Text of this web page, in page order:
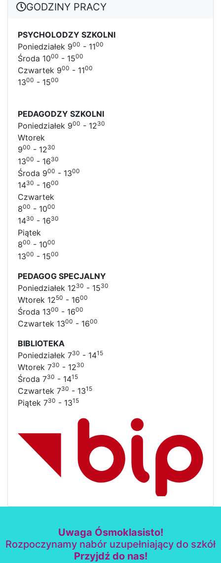
GODZINY PRACY
PSYCHOLODZY SZKOLNI
Poniedziałek 900 - 1100
Środa 1000 - 1500
Czwartek 900 - 1100
1300 - 1500
PEDAGODZY SZKOLNI
Poniedziałek 900 - 1230
Wtorek
900 - 1230
1300 - 1630
Środa 900 - 1300
1430 - 1600
Czwartek
800 - 1000
1430 - 1630
Piątek
800 - 1000
1300 - 1500
PEDAGOG SPECJALNY
Poniedziałek 1230 - 1530
Wtorek 1250 - 1600
Środa 1300 - 1600
Czwartek 1300 - 1600
BIBLIOTEKA
Poniedziałek 730 - 1415
Wtorek 730 - 1230
Środa 730 - 1415
Czwartek 730 - 1315
Piątek 730 - 1315
Uwaga Ósmoklasisto!
Rozpoczynamy nabór uzupełniający do szkół
Przyjdź do nas!